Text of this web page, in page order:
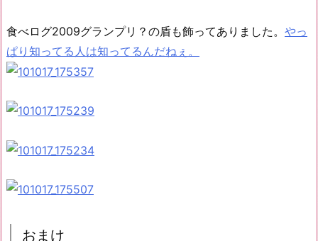
食べログ2009グランプリ？の盾も飾ってありました。 やっ
ぱり知ってる人は知ってるんだねぇ。
おまけ